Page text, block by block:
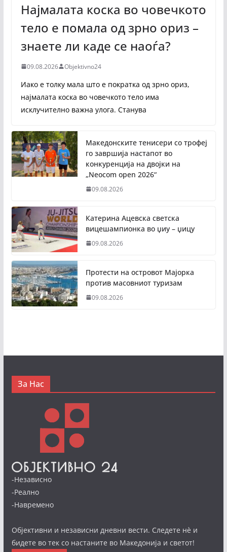
Најмалата коска во човечкото
тело е помала од зрно ориз –
знаете ли каде се наоѓа?
09.08.2026 Objektivno24
Иако е толку мала што е пократка од зрно ориз,
најмалата коска во човечкото тело има
исклучително важна улога. Станува
Македонските тенисери со трофеј
го завршија настапот во
конкуренција на двојки на
„Neocom open 2026“
09.08.2026
Катерина Ацевска светска
вицешампионка во џиу – џицу
09.08.2026
Протести на островот Мајорка
против масовниот туризам
09.08.2026
За Нас
-Независно
-Реално
-Навремено
Објективни и независни дневни вести. Следете нè и
бидете во тек со настаните во Македонија и светот!